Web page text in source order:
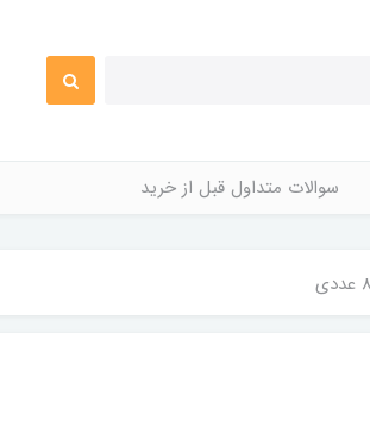
سوالات متداول قبل از خرید